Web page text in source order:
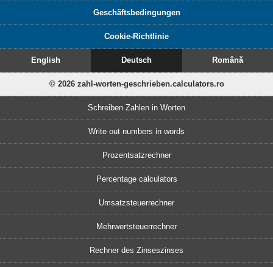
Geschäftsbedingungen
Cookie-Richtlinie
English Deutsch Română
© 2026 zahl-worten-geschrieben.calculators.ro
Schreiben Zahlen in Worten
Write out numbers in words
Prozentsatzrechner
Percentage calculators
Umsatzsteuerrechner
Mehrwertsteuerrechner
Rechner des Zinseszinses